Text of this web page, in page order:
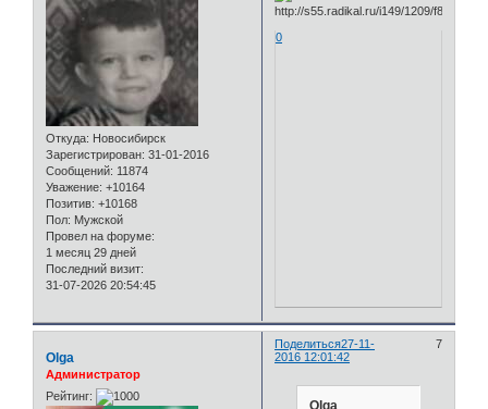
Откуда: Новосибирск
Зарегистрирован: 31-01-2016
Сообщений: 11874
Уважение: +10164
Позитив: +10168
Пол: Мужской
Провел на форуме:
1 месяц 29 дней
Последний визит:
31-07-2026 20:54:45
0
Поделиться 7
27-11-
2016 12:01:42
Olga
Администратор
Рейтинг: